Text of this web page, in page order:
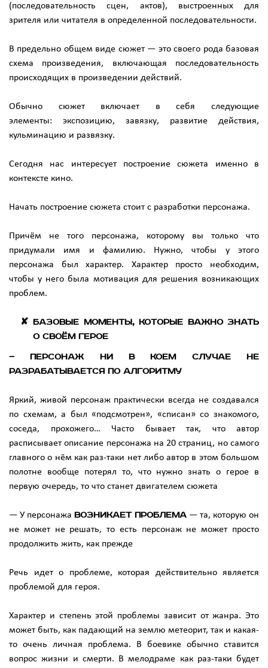
(последовательность сцен, актов), выстроенных для
зрителя или читателя в определенной последовательности.
В предельно общем виде сюжет — это своего рода базовая
схема произведения, включающая последовательность
происходящих в произведении действий.
Обычно сюжет включает в себя следующие
элементы: экспозицию, завязку, развитие действия,
кульминацию и развязку.
Сегодня нас интересует построение сюжета именно в
контексте кино.
Начать построение сюжета стоит с разработки персонажа.
Причём не того персонажа, которому вы только что
придумали имя и фамилию. Нужно, чтобы у этого
персонажа был характер. Характер просто необходим,
чтобы у него была мотивация для решения возникающих
проблем.
Базовые моменты, которые важно знать
о своём герое
— Персонаж ни в коем случае не
разрабатывается по алгоритму
Яркий, живой персонаж практически всегда не создавался
по схемам, а был «подсмотрен», «списан» со знакомого,
соседа, прохожего… Часто бывает так, что автор
расписывает описание персонажа на 20 страниц, но самого
главного о нём как раз-таки нет либо автор в этом большом
полотне вообще потерял то, что нужно знать о герое в
первую очередь, то что станет двигателем сюжета
— У персонажа возникает проблема — та, которую он
не может не решать, то есть персонаж не может просто
продолжить жить, как прежде
Речь идет о проблеме, которая действительно является
проблемой для героя.
Характер и степень этой проблемы зависит от жанра. Это
может быть, как падающий на землю метеорит, так и какая-
то очень личная проблема. В боевике обычно ставится
вопрос жизни и смерти. В мелодраме как раз-таки будет